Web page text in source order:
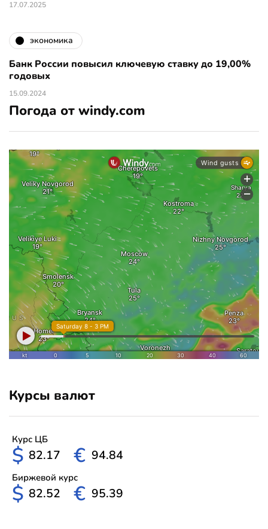
17.07.2025
экономика
Банк России повысил ключевую ставку до 19,00%
годовых
15.09.2024
Погода от windy.com
Курсы валют
Курс ЦБ
$ 82.17 € 94.84
Биржевой курс
$ 82.52 € 95.39